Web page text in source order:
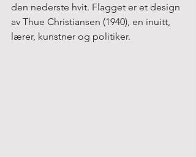
den nederste hvit. Flagget er et design
av Thue Christiansen (1940), en inuitt,
lærer, kunstner og politiker.